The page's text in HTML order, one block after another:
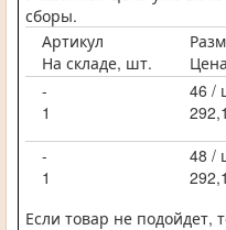
сборы.
Артикул
На складе, шт.
Цена
-
46 /
1
-
48 /
1
Если товар не подойдет,